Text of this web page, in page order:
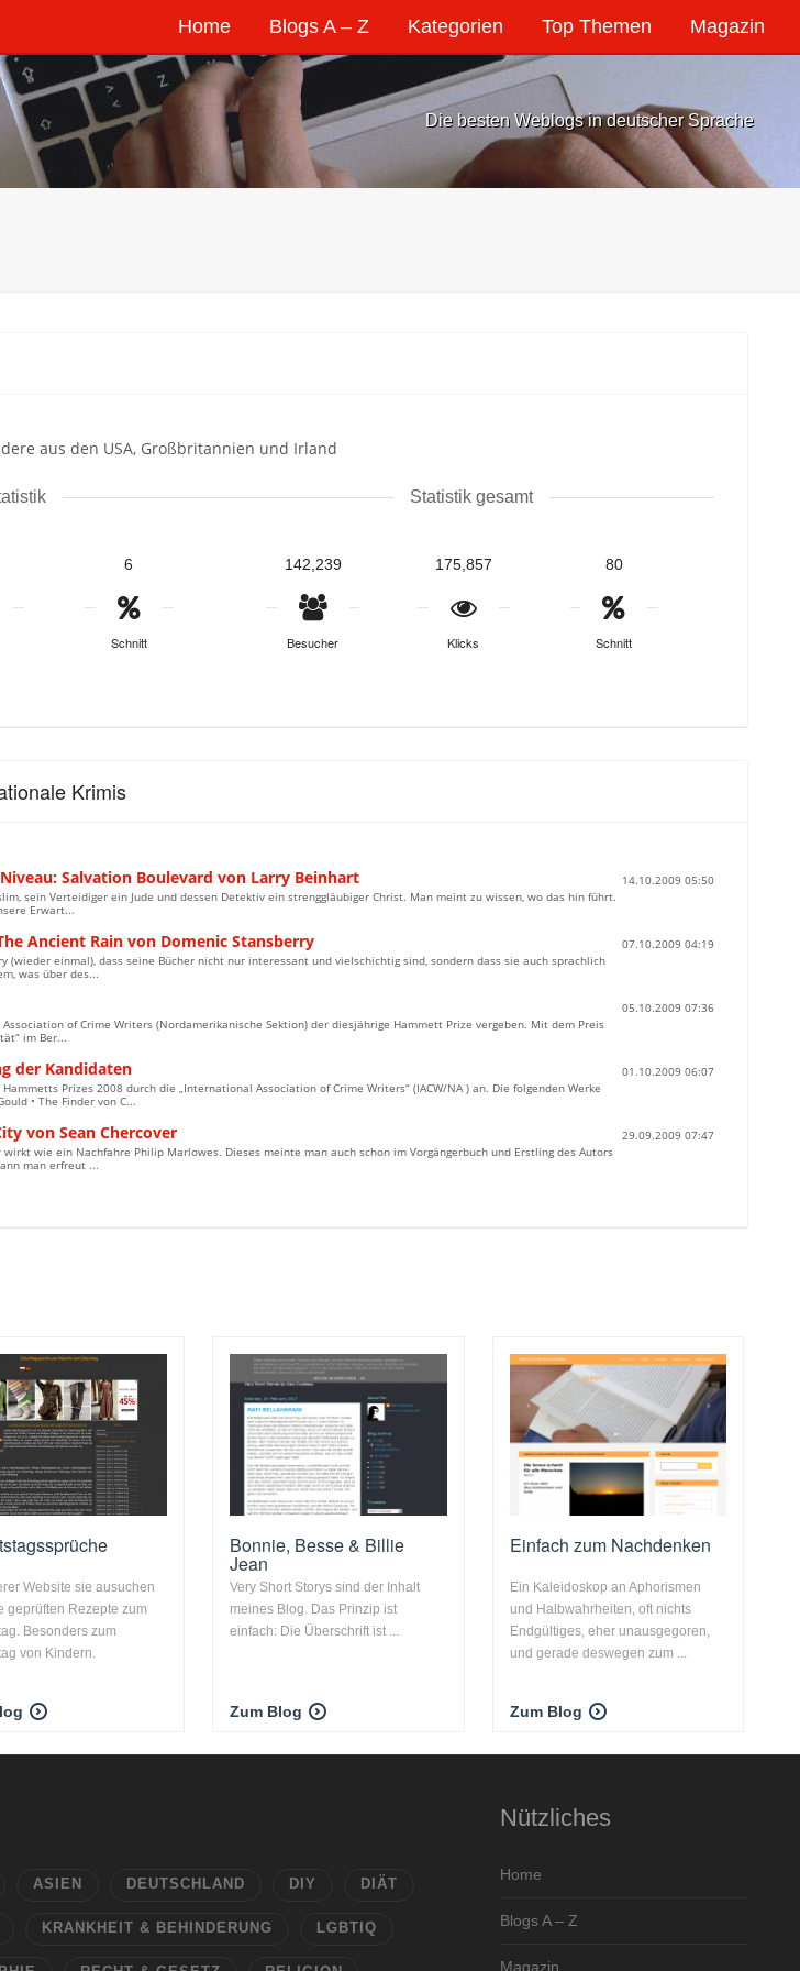
Home Blogs A – Z Kategorien Top Themen Magazin
Die besten Weblogs in deutscher Sprache
aus den USA, Großbritannien und Irland
6
Schnitt
Statistik gesamt
142,239
Besucher
175,857
Klicks
80
Schnitt
Krimis
Salvation Boulevard von Larry Beinhart
14.10.2009 05:50
sein Verteidiger ein Jude und dessen Detektiv ein strenggläubiger Christ. Man meint zu wissen, wo das hin führt.
Erwart...
Ancient Rain von Domenic Stansberry
07.10.2009 04:19
(wieder einmal), dass seine Bücher nicht nur interessant und vielschichtig sind, sondern dass sie auch sprachlich
was über des...
05.10.2009 07:36
of Crime Writers (Nordamerikanische Sektion) der diesjährige Hammett Prize vergeben. Mit dem Preis
im Ber...
der Kandidaten
01.10.2009 06:07
Prizes 2008 durch die „International Association of Crime Writers“ (IACW/NA ) an. Die folgenden Werke
• The Finder von C...
von Sean Chercover
29.09.2009 07:47
wie ein Nachfahre Philip Marlowes. Dieses meinte man auch schon im Vorgängerbuch und Erstling des Autors
man erfreut ...
Website sie ausuchen
geprüften Rezepte zum
Besonders zum
von Kindern.
Bonnie, Besse & Billie
Jean
Very Short Storys sind der Inhalt
meines Blog. Das Prinzip ist
einfach: Die Überschrift ist ...
Zum Blog
Einfach zum Nachdenken
Ein Kaleidoskop an Aphorismen
und Halbwahrheiten, oft nichts
Endgültiges, eher unausgegoren,
und gerade deswegen zum ...
Zum Blog
ASIEN DEUTSCHLAND DIY DIÄT
KRANKHEIT & BEHINDERUNG LGBTIQ
Nützliches
Home
Blogs A – Z
Magazin